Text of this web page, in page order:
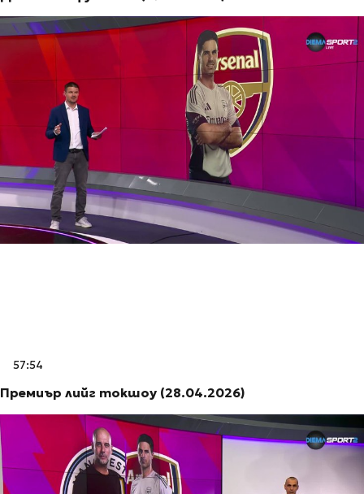
57:54
Премиър лийг токшоу (28.04.2026)